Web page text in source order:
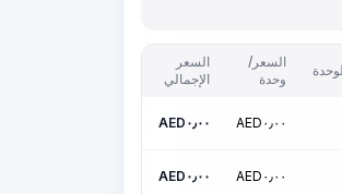
السعر/
وحدة
السعر
الإجمالي
AED ٠٫٠٠ AED ٠٫٠٠
AED ٠٫٠٠ AED ٠٫٠٠